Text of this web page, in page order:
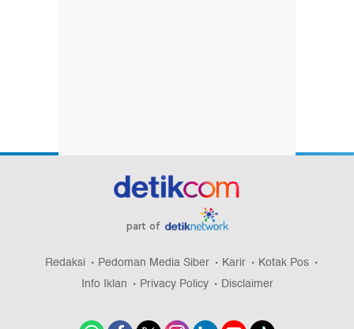
part of
Redaksi Pedoman Media Siber Karir
Kotak Pos
Info Iklan
Privacy Policy Disclaimer